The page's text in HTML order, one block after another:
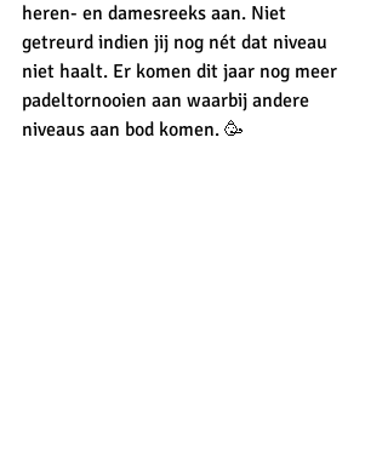
heren- en damesreeks aan. Niet
getreurd indien jij nog nét dat niveau
niet haalt. Er komen dit jaar nog meer
padeltornooien aan waarbij andere
niveaus aan bod komen. 🥳